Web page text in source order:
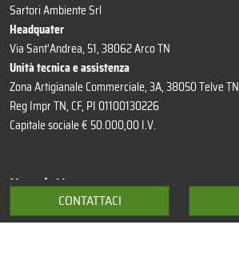
CONTATTACI
Sartori Ambiente Srl
Headquater
Via Sant'Andrea, 51, 38062 Arco TN
Unità tecnica e assistenza
Zona Artigianale Commerciale, 3A, 38050 Telve TN
Reg Impr TN, CF, PI 01100130226
Capitale sociale € 50.000,00 I.V.
Newsletter
Ambiente, innovazione, qualità, scelte...